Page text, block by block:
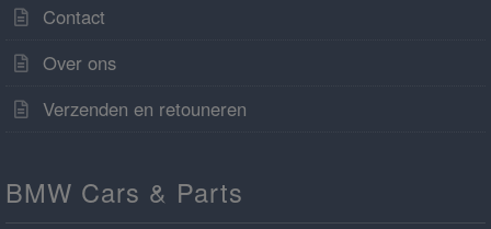
Contact
Over ons
Verzenden en retouneren
BMW Cars & Parts